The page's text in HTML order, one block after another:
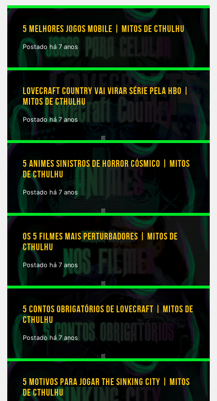
5 MELHORES JOGOS MOBILE | MITOS DE CTHULHU
Postado há 7 anos
LOVECRAFT COUNTRY VAI VIRAR SÉRIE PELA HBO |
MITOS DE CTHULHU
Postado há 7 anos
5 ANIMES SINISTROS DE HORROR CÓSMICO | MITOS
DE CTHULHU
Postado há 7 anos
OS 5 FILMES MAIS PERTURBADORES | MITOS DE
CTHULHU
Postado há 7 anos
5 CONTOS OBRIGATÓRIOS DE LOVECRAFT | MITOS DE
CTHULHU
Postado há 7 anos
5 MOTIVOS PARA JOGAR THE SINKING CITY | MITOS
DE CTHULHU